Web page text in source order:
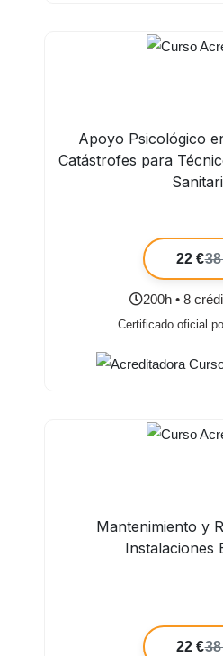
Apoyo Psicológico
Catástrofes para
22 €
200h • 8
Certificado oficial
Mantenimiento y
Instalaciones
22 €